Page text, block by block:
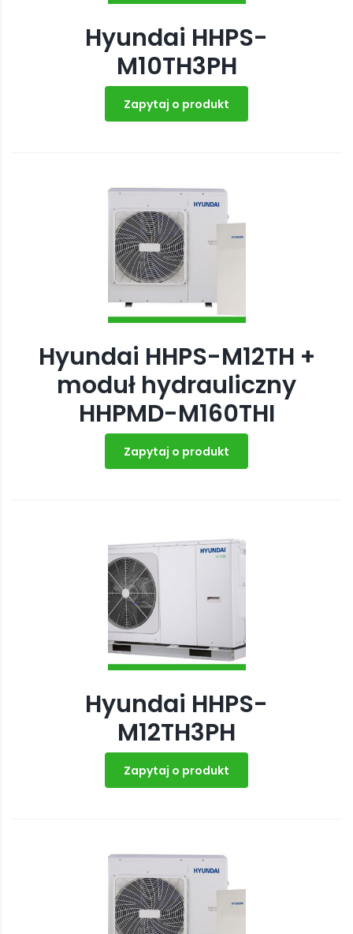
Hyundai HHPS-
M10TH3PH
Zapytaj o produkt
Hyundai HHPS-M12TH +
moduł hydrauliczny
HHPMD-M160THI
Zapytaj o produkt
Hyundai HHPS-
M12TH3PH
Zapytaj o produkt